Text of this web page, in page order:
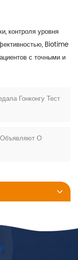
контроля уровня
Biotime
с точными и
Гонконгу Тест
О